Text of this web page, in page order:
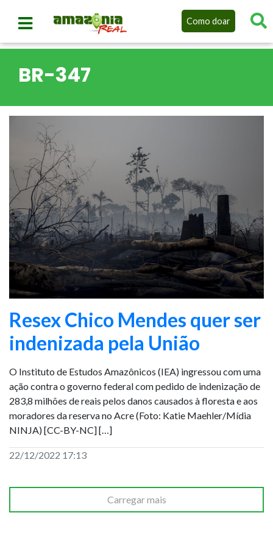
Como doar
BR-347
Resex Chico Mendes quer ser
indenizada pela União
O Instituto de Estudos Amazônicos (IEA) ingressou com uma
ação contra o governo federal com pedido de indenização de
283,8 milhões de reais pelos danos causados à floresta e aos
moradores da reserva no Acre (Foto: Katie Maehler/Mídia
NINJA) [CC-BY-NC] […]
22/12/2022 17:13
Carregar mais